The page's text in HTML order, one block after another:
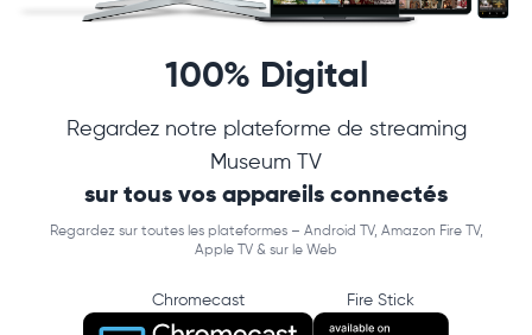
100% Digital
Regardez notre plateforme de streaming
Museum TV
sur tous vos appareils connectés
Regardez sur toutes les plateformes – Android TV, Amazon Fire TV,
Apple TV & sur le Web
Chromecast Fire Stick